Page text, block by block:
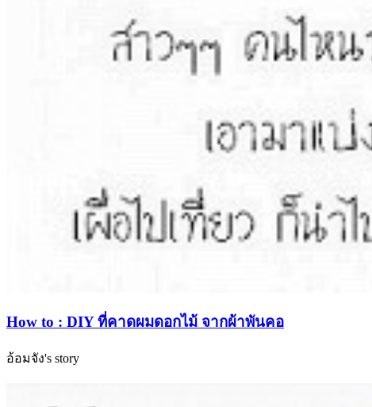
How to : DIY ที่คาดผมดอกไม้ จากผ้าพันคอ
อ้อมจัง's story